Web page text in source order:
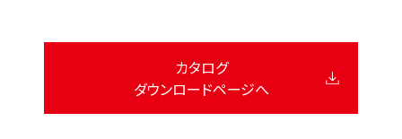
カタログ
ダウンロードページへ